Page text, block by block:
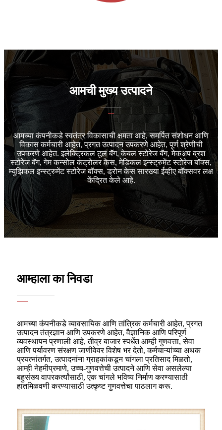
आमची मुख्य उत्पादने
आमच्या कंपनीकडे स्वतंत्र विकासाची क्षमता आहे, समर्पित संशोधन आणि
विकास कर्मचारी आहेत, प्रगत उत्पादन उपकरणे आहेत, पूर्ण श्रेणीची
उपकरणे आहेत. इलेक्ट्रिकल टूल बॅग, केबल स्टोरेज बॅग, मेकअप ब्रश
स्टोरेज बॅग, गेम कन्सोल कंट्रोलर केस, मेडिकल इन्स्ट्रुमेंट स्टोरेज बॉक्स,
म्युझिकल इन्स्ट्रुमेंट स्टोरेज बॉक्स, ड्रोन केस सारख्या ईव्हीए बॉक्सवर लक्ष
केंद्रित केले आहे.
आम्हाला का निवडा
आमच्या कंपनीकडे व्यावसायिक आणि तांत्रिक कर्मचारी आहेत, प्रगत
उत्पादन तंत्रज्ञान आणि उपकरणे आहेत, वैज्ञानिक आणि परिपूर्ण
व्यवस्थापन प्रणाली आहे, तीव्र बाजार स्पर्धेत आम्ही गुणवत्ता, सेवा
आणि पर्यावरण संरक्षण जाणीवेवर विशेष भर देतो, कर्मचाऱ्यांच्या अथक
प्रयत्नांतर्गत, उत्पादनांना ग्राहकांकडून चांगला प्रतिसाद मिळतो,
आम्ही नेहमीप्रमाणे, उच्च-गुणवत्तेची उत्पादने आणि सेवा असलेल्या
बहुसंख्य वापरकर्त्यांसाठी, एक चांगले भविष्य निर्माण करण्यासाठी
हातमिळवणी करण्यासाठी उत्कृष्ट गुणवत्तेचा पाठलाग करू.